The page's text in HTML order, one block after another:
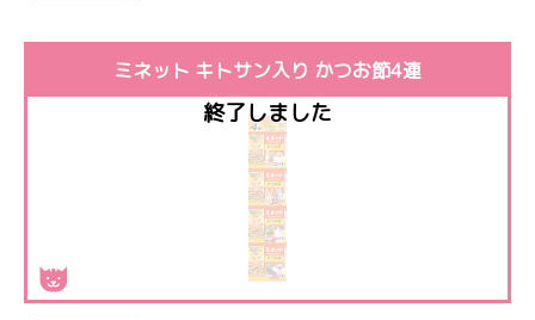
ミネット キトサン入り かつお節4連